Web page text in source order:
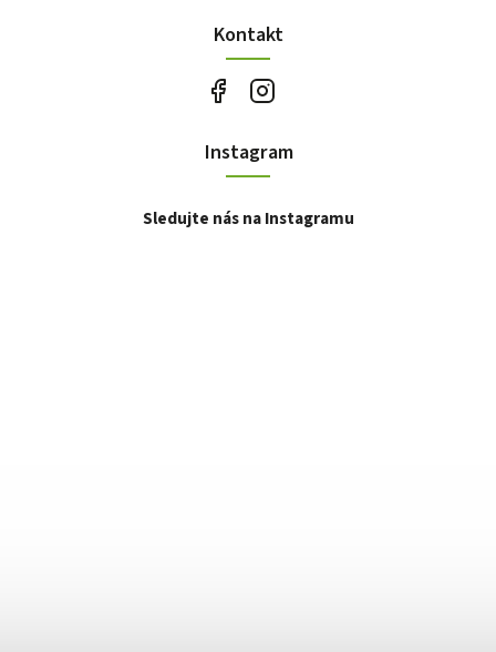
Kontakt
Instagram
Sledujte nás na Instagramu